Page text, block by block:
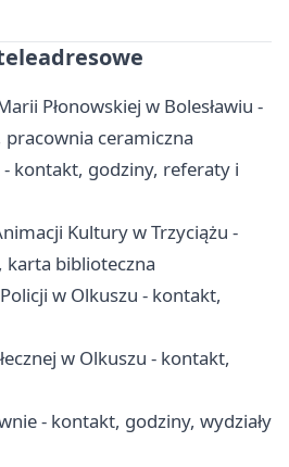
Płonowskiej w Bolesławiu -
ceramiczna
- kontakt, godziny, referaty i
Kultury w Trzyciążu -
biblioteczna
w Olkuszu - kontakt,
w Olkuszu - kontakt,
- kontakt, godziny, wydziały